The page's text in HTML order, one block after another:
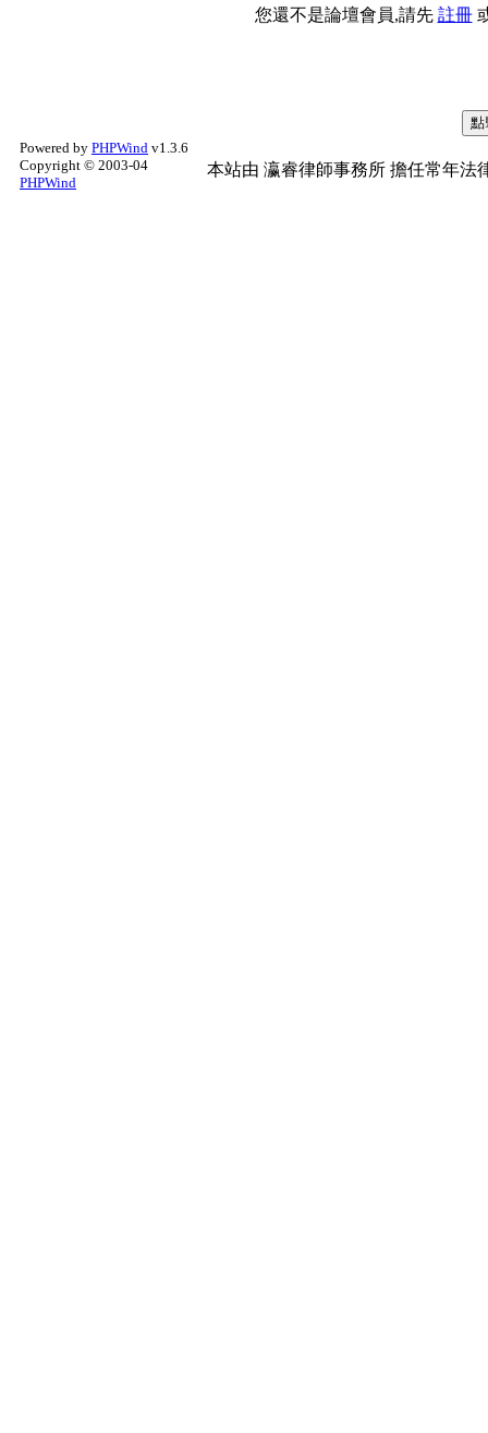
您還不是論壇會員,請先 註冊
Powered by PHPWind v1.3.6
Copyright © 2003-04
PHPWind
本站由 瀛睿律師事務所 擔任常年法